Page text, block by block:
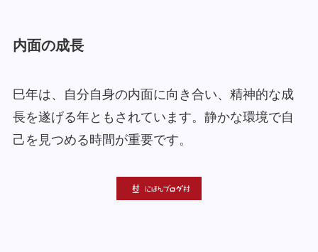
内面の成長
巳年は、自分自身の内面に向き合い、精神的な成
長を遂げる年ともされています。静かな環境で自
己を見つめる時間が重要です。